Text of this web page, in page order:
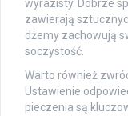
wyrazisty. Dobrze
zawierają
dżemy zachowują
soczystość.
Warto również
Ustawienie
pieczenia są